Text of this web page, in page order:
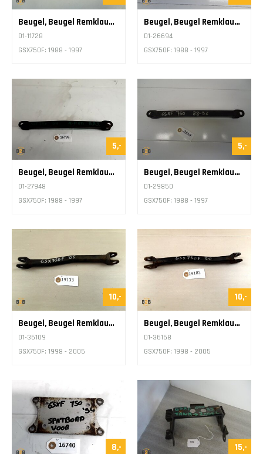
Beugel, Beugel Remklauw Stang
D1-11728
GSX750F: 1988 - 1997
Beugel, Beugel Remklauw Stang
D1-26694
GSX750F: 1988 - 1997
5,-
Beugel, Beugel Remklauw Stang
D1-27948
GSX750F: 1988 - 1997
5,-
Beugel, Beugel Remklauw Stang
D1-29850
GSX750F: 1988 - 1997
10,-
Beugel, Beugel Remklauw Stang
D1-36109
GSX750F: 1998 - 2005
10,-
Beugel, Beugel Remklauw Stang
D1-36158
GSX750F: 1998 - 2005
8,- 15,-